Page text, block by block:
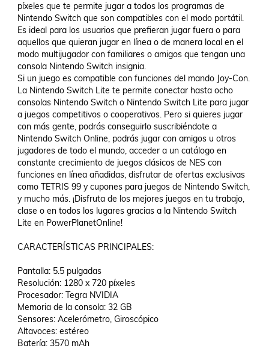
píxeles que te permite jugar a todos los programas de
Nintendo Switch que son compatibles con el modo portátil.
Es ideal para los usuarios que prefieran jugar fuera o para
aquellos que quieran jugar en línea o de manera local en el
modo multijugador con familiares o amigos que tengan una
consola Nintendo Switch insignia.
Si un juego es compatible con funciones del mando Joy-Con.
La Nintendo Switch Lite te permite conectar hasta ocho
consolas Nintendo Switch o Nintendo Switch Lite para jugar
a juegos competitivos o cooperativos. Pero si quieres jugar
con más gente, podrás conseguirlo suscribiéndote a
Nintendo Switch Online, podrás jugar con amigos u otros
jugadores de todo el mundo, acceder a un catálogo en
constante crecimiento de juegos clásicos de NES con
funciones en línea añadidas, disfrutar de ofertas exclusivas
como TETRIS 99 y cupones para juegos de Nintendo Switch,
y mucho más. ¡Disfruta de los mejores juegos en tu trabajo,
clase o en todos los lugares gracias a la Nintendo Switch
Lite en PowerPlanetOnline!
CARACTERÍSTICAS PRINCIPALES:
Pantalla: 5.5 pulgadas
Resolución: 1280 x 720 píxeles
Procesador: Tegra NVIDIA
Memoria de la consola: 32 GB
Sensores: Acelerómetro, Giroscópico
Altavoces: estéreo
Batería: 3570 mAh